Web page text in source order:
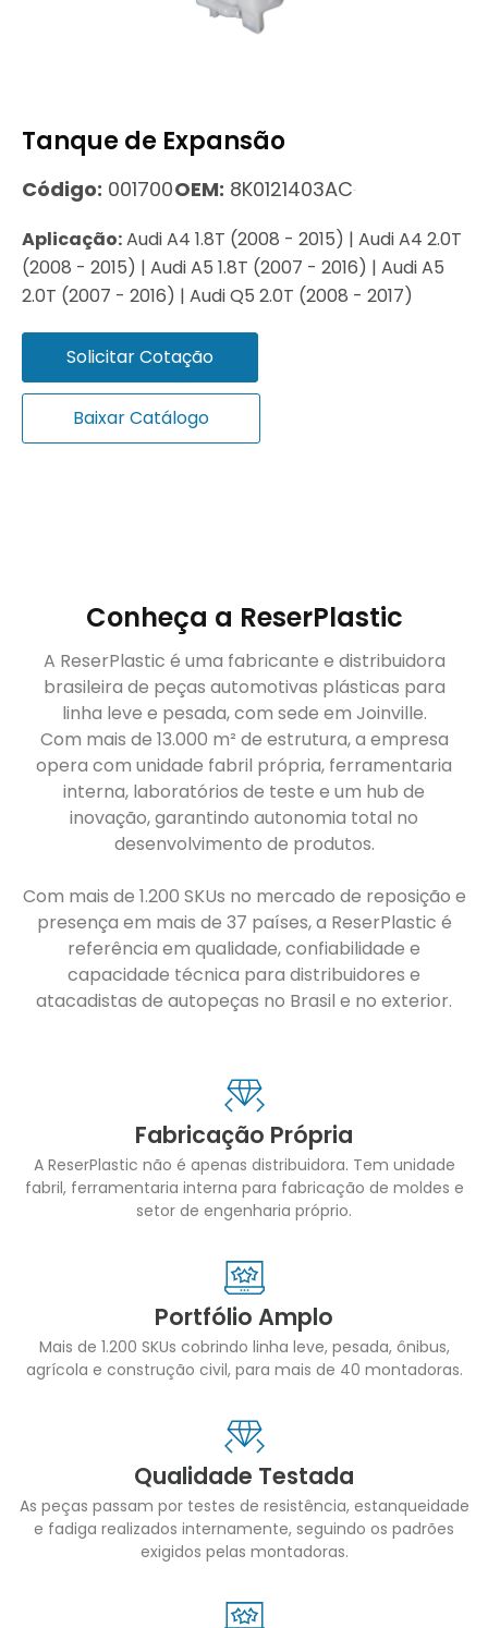
Tanque de Expansão
Código: 001700OEM: 8K0121403AC
Aplicação:Audi A4 1.8T (2008 - 2015) | Audi A4 2.0T
(2008 - 2015) | Audi A5 1.8T (2007 - 2016) | Audi A5
2.0T (2007 - 2016) | Audi Q5 2.0T (2008 - 2017)
Solicitar Cotação
Baixar Catálogo
Conheça a ReserPlastic
A ReserPlastic é uma fabricante e distribuidora
brasileira de peças automotivas plásticas para
linha leve e pesada, com sede em Joinville.
Com mais de 13.000 m² de estrutura, a empresa
opera com unidade fabril própria, ferramentaria
interna, laboratórios de teste e um hub de
inovação, garantindo autonomia total no
desenvolvimento de produtos.
Com mais de 1.200 SKUs no mercado de reposição e
presença em mais de 37 países, a ReserPlastic é
referência em qualidade, confiabilidade e
capacidade técnica para distribuidores e
atacadistas de autopeças no Brasil e no exterior.
Fabricação Própria
A ReserPlastic não é apenas distribuidora. Tem unidade
fabril, ferramentaria interna para fabricação de moldes e
setor de engenharia próprio.
Portfólio Amplo
Mais de 1.200 SKUs cobrindo linha leve, pesada, ônibus,
agrícola e construção civil, para mais de 40 montadoras.
Qualidade Testada
As peças passam por testes de resistência, estanqueidade
e fadiga realizados internamente, seguindo os padrões
exigidos pelas montadoras.